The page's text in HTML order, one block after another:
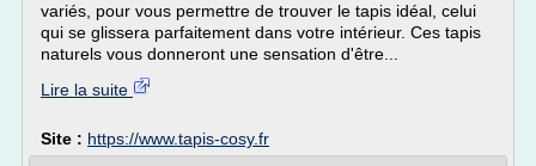
variés, pour vous permettre de trouver le tapis idéal, celui
qui se glissera parfaitement dans votre intérieur. Ces tapis
naturels vous donneront une sensation d'être...
Lire la suite
Site : https://www.tapis-cosy.fr